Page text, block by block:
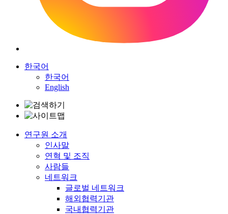
한국어
한국어
English
연구원 소개
인사말
연혁 및 조직
사람들
네트워크
글로벌 네트워크
해외협력기관
국내협력기관